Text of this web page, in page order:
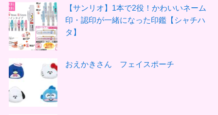
【サンリオ】1本で2役！かわいいネーム
印・認印が一緒になった印鑑【シャチハ
タ】
おえかきさん フェイスポーチ